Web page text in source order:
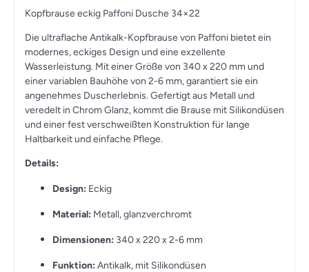
Kopfbrause eckig Paffoni Dusche 34×22
Die ultraflache Antikalk-Kopfbrause von Paffoni bietet ein
modernes, eckiges Design und eine exzellente
Wasserleistung. Mit einer Größe von 340 x 220 mm und
einer variablen Bauhöhe von 2-6 mm, garantiert sie ein
angenehmes Duscherlebnis. Gefertigt aus Metall und
veredelt in Chrom Glanz, kommt die Brause mit Silikondüsen
und einer fest verschweißten Konstruktion für lange
Haltbarkeit und einfache Pflege.
Details:
Design: Eckig
Material: Metall, glanzverchromt
Dimensionen: 340 x 220 x 2-6 mm
Funktion: Antikalk, mit Silikondüsen